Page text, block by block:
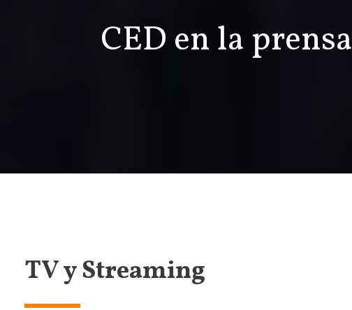
CED en la prensa
TV y Streaming